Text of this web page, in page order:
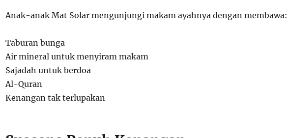
Anak-anak Mat Solar mengunjungi makam ayahnya dengan membawa:
Taburan bunga
Air mineral untuk menyiram makam
Sajadah untuk berdoa
Al-Quran
Kenangan tak terlupakan